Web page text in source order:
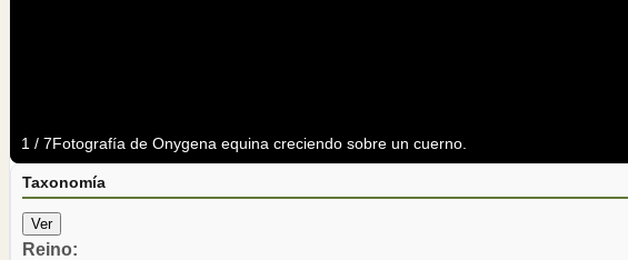
1 / 7Fotografía de Onygena equina creciendo sobre un cuerno.
Taxonomía
Ver
Reino: